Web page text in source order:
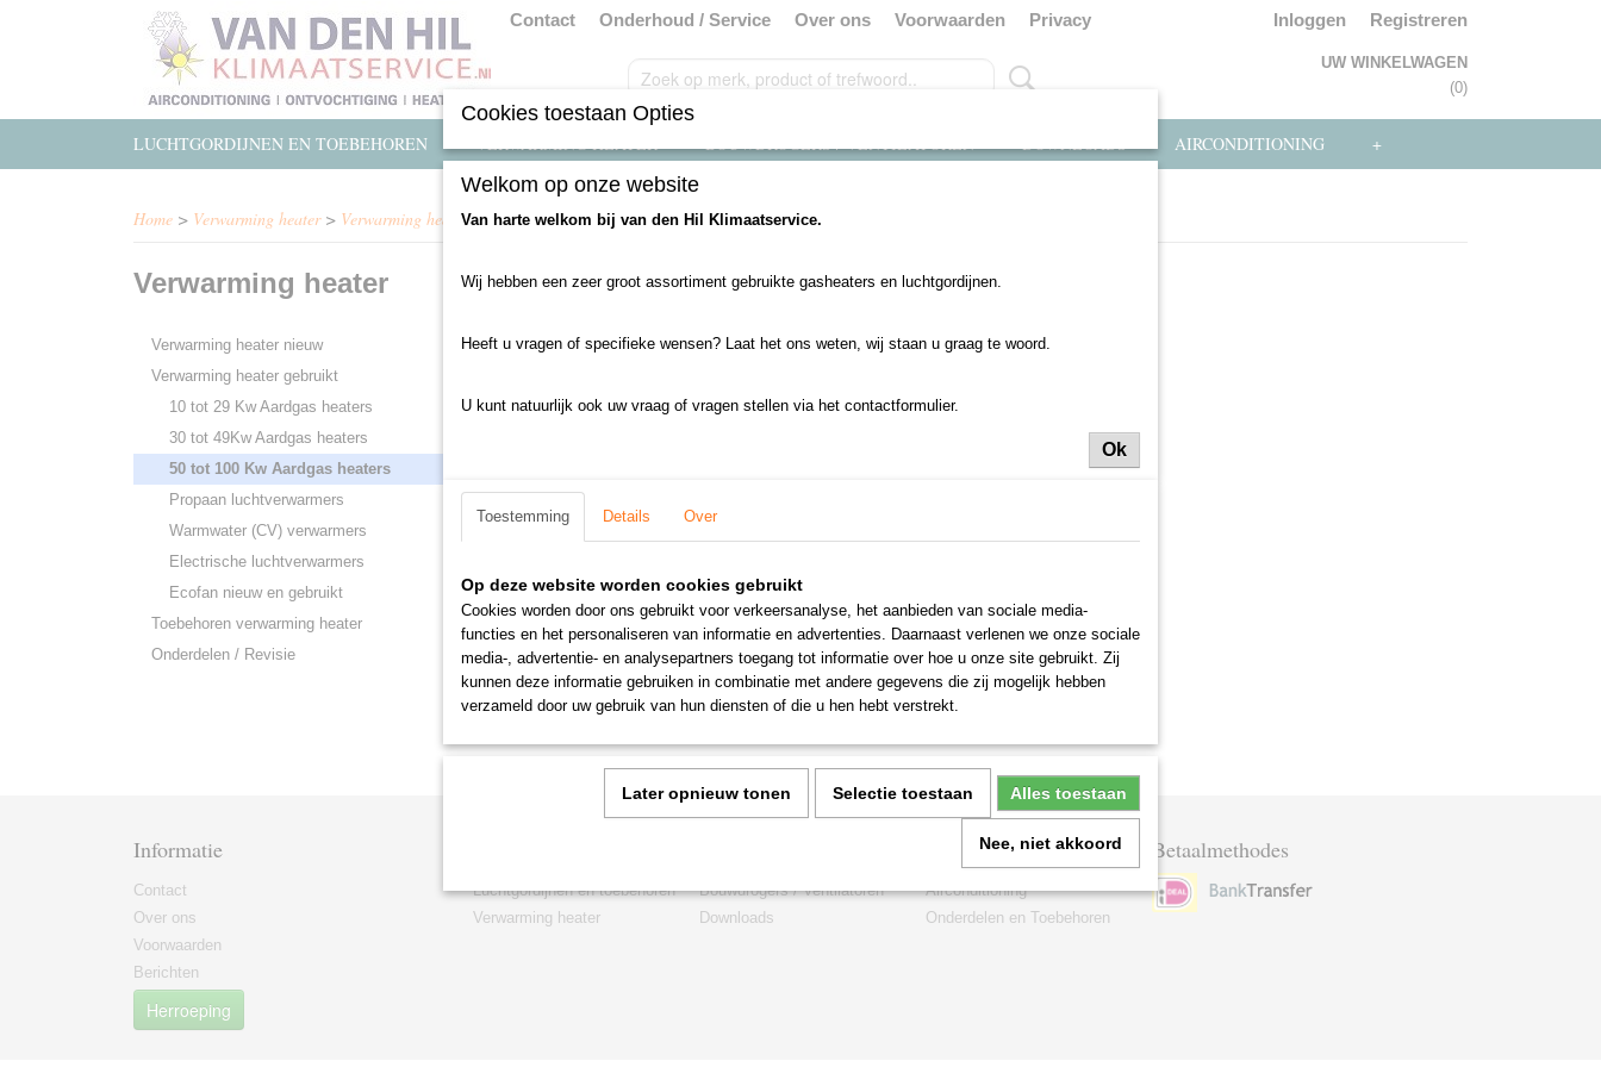
Contact Onderhoud / Service Over ons Voorwaarden Privacy Inloggen Registreren
UW WINKELWAGEN
(0)
LUCHTGORDIJNEN EN TOEBEHOREN VERWARMING HEATER BOUWDROGERS / VENTILATOREN DOWNLOADS AIRCONDITIONING +
Home > Verwarming heater> Verwarming heater gebruikt>50 tot 100 Kw Aardgas heaters
Verwarming heater
Verwarming heater nieuw
Verwarming heater gebruikt
10 tot 29 Kw Aardgas heaters
30 tot 49Kw Aardgas heaters
50 tot 100 Kw Aardgas heaters
Propaan luchtverwarmers
Warmwater (CV) verwarmers
Electrische luchtverwarmers
Ecofan nieuw en gebruikt
Toebehoren verwarming heater
Onderdelen / Revisie
Helaas bevinden er zich in deze categorie nog geen producten.
Probeert u het later nog eens!
Informatie
Contact
Over ons
Voorwaarden
Berichten
Herroeping
Luchtgordijnen en toebehoren
Verwarming heater
Bouwdrogers / Ventilatoren
Downloads
Airconditioning
Onderdelen en Toebehoren
Betaalmethodes
Cookies toestaan Opties
Welkom op onze website
Van harte welkom bij van den Hil Klimaatservice.
Wij hebben een zeer groot assortiment gebruikte gasheaters en luchtgordijnen.
Heeft u vragen of specifieke wensen? Laat het ons weten, wij staan u graag te woord.
U kunt natuurlijk ook uw vraag of vragen stellen via het contactformulier.
Ok
Toestemming Details Over
Op deze website worden cookies gebruikt
Cookies worden door ons gebruikt voor verkeersanalyse, het aanbieden van sociale media-
functies en het personaliseren van informatie en advertenties. Daarnaast verlenen we onze sociale
media-, advertentie- en analysepartners toegang tot informatie over hoe u onze site gebruikt. Zij
kunnen deze informatie gebruiken in combinatie met andere gegevens die zij mogelijk hebben
verzameld door uw gebruik van hun diensten of die u hen hebt verstrekt.
Later opnieuw tonen Selectie toestaan Alles toestaan
Nee, niet akkoord